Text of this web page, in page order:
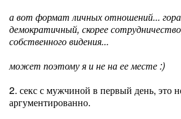
а вот формат личных отношений...
демократичный, скорее
собственного видения...
может поэтому я и не на ее месте :)
2. секс с мужчиной в первый день, это
аргументированно.